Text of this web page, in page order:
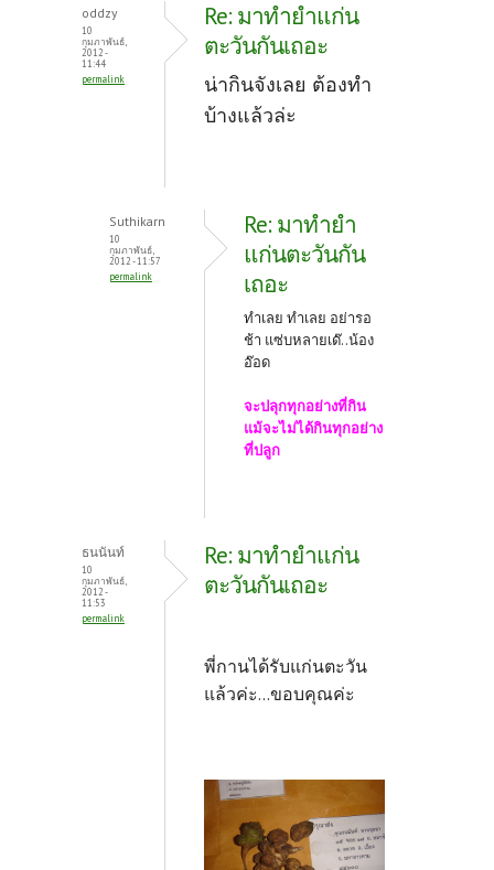
oddzy
10
กุมภาพันธ์,
2012 -
11:44
permalink
Re: มาทำยำแก่น
ตะวันกันเถอะ
น่ากินจังเลย ต้องทำ
บ้างแล้วล่ะ
Suthikarn
10
กุมภาพันธ์,
2012 - 11:57
permalink
Re: มาทำยำ
แก่นตะวันกัน
เถอะ
ทำเลย ทำเลย อย่ารอ
ช้า แซ่บหลายเด๊..น้อง
อ๊อด
จะปลุกทุกอย่างที่กิน
แม้จะไม่ได้กินทุกอย่าง
ที่ปลูก
ธนนันท์
10
กุมภาพันธ์,
2012 -
11:53
permalink
Re: มาทำยำแก่น
ตะวันกันเถอะ
พี่กานได้รับแก่นตะวัน
แล้วค่ะ...ขอบคุณค่ะ